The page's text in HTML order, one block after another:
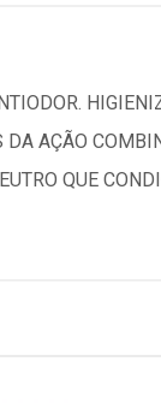
DA AÇÃO
QUE